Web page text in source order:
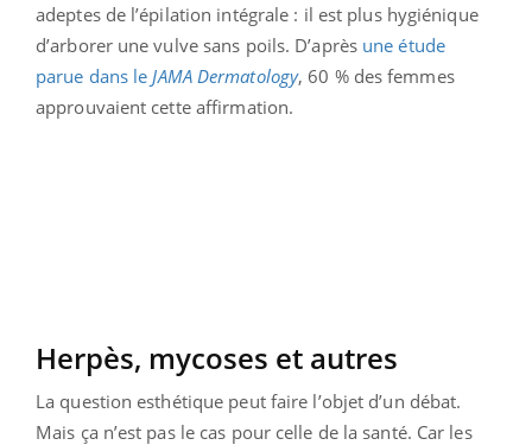
adeptes de l’épilation intégrale : il est plus hygiénique
d’arborer une vulve sans poils. D’après une étude
parue dans le JAMA Dermatology, 60 % des femmes
approuvaient cette affirmation.
Herpès, mycoses et autres
La question esthétique peut faire l’objet d’un débat.
Mais ça n’est pas le cas pour celle de la santé. Car les